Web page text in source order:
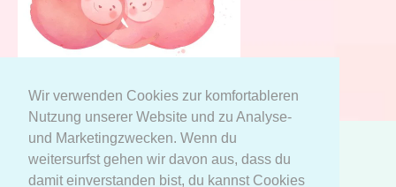
Wir verwenden Cookies zur komfortableren
Nutzung unserer Website und zu Analyse-
und Marketingzwecken. Wenn du
weitersurfst gehen wir davon aus, dass du
damit einverstanden bist, du kannst Cookies
AGB Datenschutzerklärung